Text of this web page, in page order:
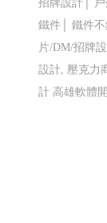
招牌設計│
鐵件│ 鐵件
片/DM/招牌
設計, 壓克力
計 高雄軟體